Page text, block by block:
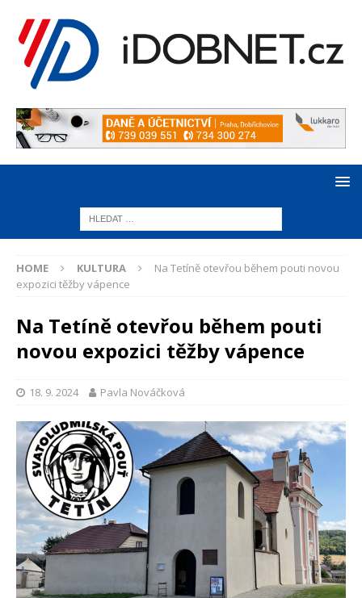
HOME KULTURA
Na Tetíně otevřou během pouti novou
expozici těžby vápence
Na Tetíně otevřou během pouti
novou expozici těžby vápence
18. 9. 2024 Pavla Nováčková